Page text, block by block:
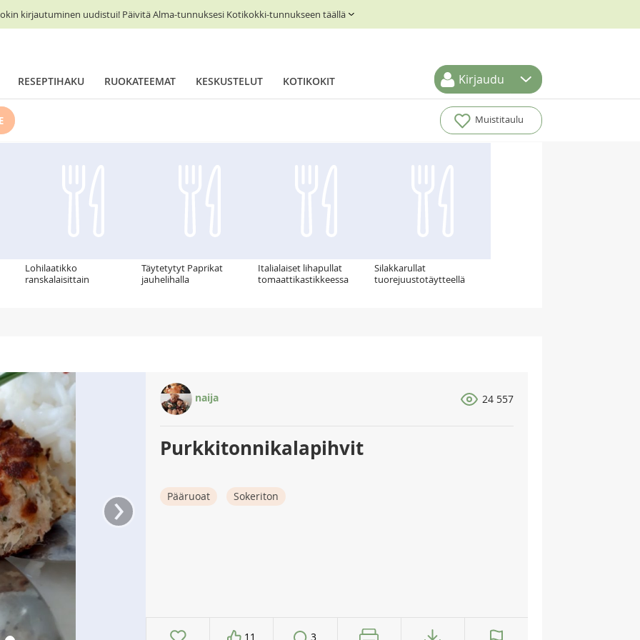
kirjautuminen uudistui! Päivitä Alma-tunnuksesi Kotikokki-tunnukseen täällä
RESEPTIHAKU RUOKATEEMAT KESKUSTELUT KOTIKOKIT Kirjaudu
Muistitaulu
Lohilaatikko
ranskalaisittain
Täytetytyt Paprikat
jauhelihalla
Italialaiset lihapullat
tomaattikastikkeessa
Silakkarullat
tuorejuustotäytteellä
›
naija 24 557
Purkkitonnikalapihvit
Pääruoat Sokeriton
11 3